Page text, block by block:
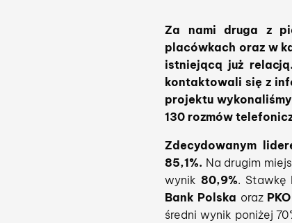
Za nami druga z
placówkach oraz w
istniejącą już
kontaktowali się z
projektu
130 rozmów
Zdecydowanym
85,1%. Na drugim
wynik 80,9%. Stawkę
Bank Polska oraz
średni wynik poniżej